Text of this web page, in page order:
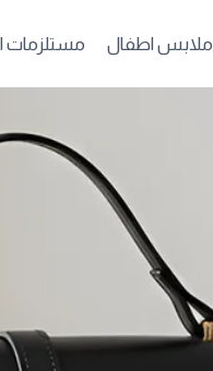
ملابس اطفال مستلزمات